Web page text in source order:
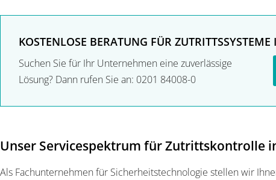
KOSTENLOSE BERATUNG FÜR
Suchen Sie für Ihr Unternehmen eine zuverlässige
Lösung? Dann rufen Sie an: 0201 84008-0
Unser Servicespektrum für Zutrittskontrolle
Als Fachunternehmen für Sicherheitstechnologie stellen wir